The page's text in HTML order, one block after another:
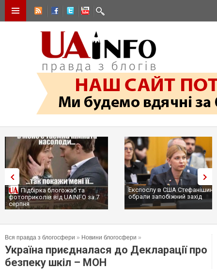
Підбірка блогожаб та
фотоприколів від UAINFO за 7
серпня
Експослу в США
обрали запобіжний захід
Вся правда з блогосфери » Новини блогосфери »
Україна приєдналася до Декларації про
безпеку шкіл – МОН